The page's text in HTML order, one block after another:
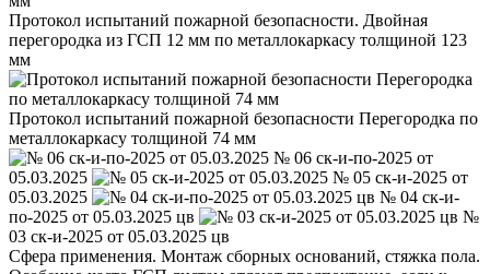
Протокол испытаний пожарной безопасности. Двойная
перегородка из ГСП 12 мм по металлокаркасу толщиной 123
мм
Протокол испытаний пожарной безопасности Перегородка по
металлокаркасу толщиной 74 мм
№ 06 ск-и-по-2025 от
05.03.2025
№ 05 ск-и-2025 от
05.03.2025
№ 04 ск-и-
по-2025 от 05.03.2025 цв
№
03 ск-и-2025 от 05.03.2025 цв
Сфера применения. Монтаж сборных оснований, стяжка пола.